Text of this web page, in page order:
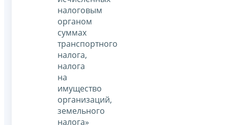
налоговым
органом
суммах
транспортного
налога,
налога
на
имущество
организаций,
земельного
налога»